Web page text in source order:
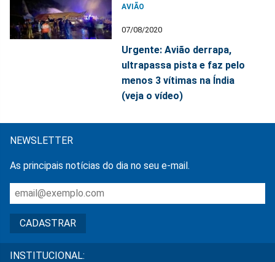
AVIÃO
07/08/2020
Urgente: Avião derrapa,
ultrapassa pista e faz pelo
menos 3 vítimas na Índia
(veja o vídeo)
NEWSLETTER
As principais notícias do dia no seu e-mail.
INSTITUCIONAL: